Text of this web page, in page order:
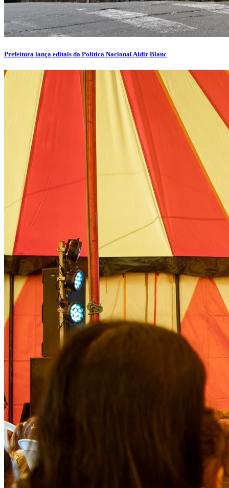
Prefeitura lança editais da Política Nacional Aldir Blanc